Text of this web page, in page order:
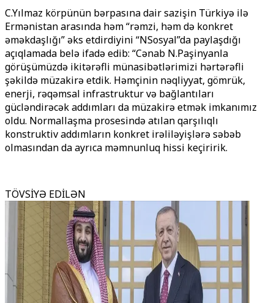
C.Yılmaz körpünün bərpasına dair sazişin Türkiyə ilə
Ermənistan arasında həm “rəmzi, həm də konkret
əməkdaşlığı” əks etdirdiyini “NSosyal”da paylaşdığı
açıqlamada belə ifadə edib: “Cənab N.Paşinyanla
görüşümüzdə ikitərəfli münasibətlərimizi hərtərəfli
şəkildə müzakirə etdik. Həmçinin nəqliyyat, gömrük,
enerji, rəqəmsal infrastruktur və bağlantıları
gücləndirəcək addımları da müzakirə etmək imkanımız
oldu. Normallaşma prosesində atılan qarşılıqlı
konstruktiv addımların konkret irəliləyişlərə səbəb
olmasından da ayrıca məmnunluq hissi keçiririk.
TÖVSİYƏ EDİLƏN